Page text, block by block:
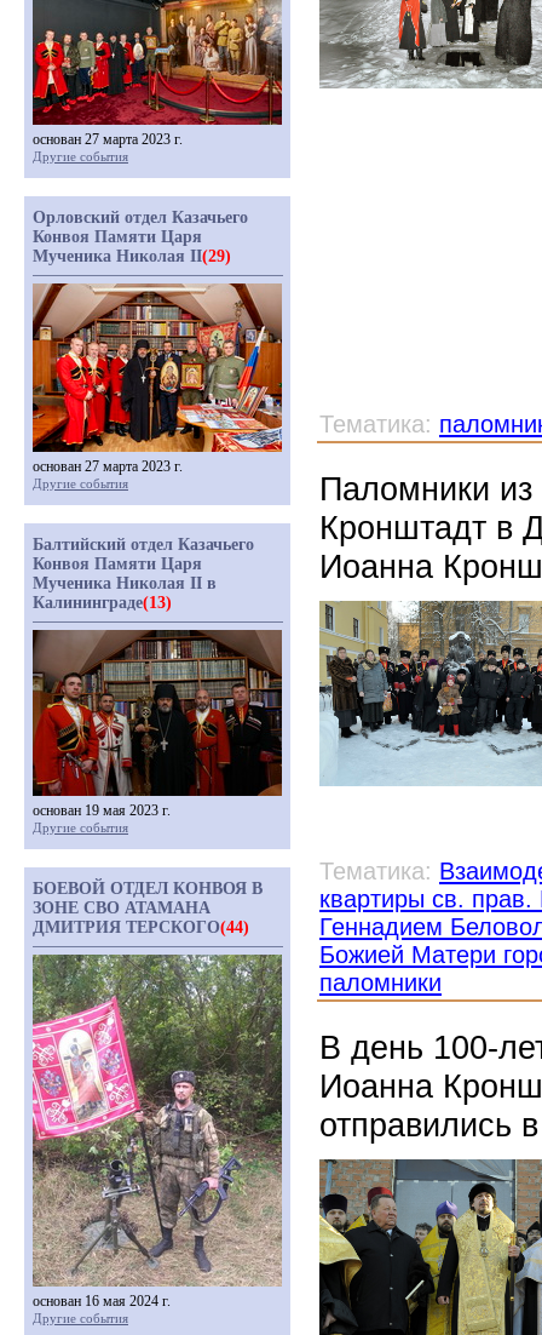
Тематика:
Паломники из
Кронштадт в
Иоанна
Тематика:
квартиры св.
Геннадием
Божией Матери
паломники
В день 100-
Иоанна
отправились
основан 27 марта 2023 г.
Другие события
Орловский отдел Казачьего
Конвоя Памяти Царя
Мученика Николая II(29)
основан 27 марта 2023 г.
Другие события
Балтийский отдел Казачьего
Конвоя Памяти Царя
Мученика Николая II в
Калининграде(13)
основан 19 мая 2023 г.
Другие события
БОЕВОЙ ОТДЕЛ КОНВОЯ В
ЗОНЕ СВО АТАМАНА
ДМИТРИЯ ТЕРСКОГО(44)
основан 16 мая 2024 г.
Другие события